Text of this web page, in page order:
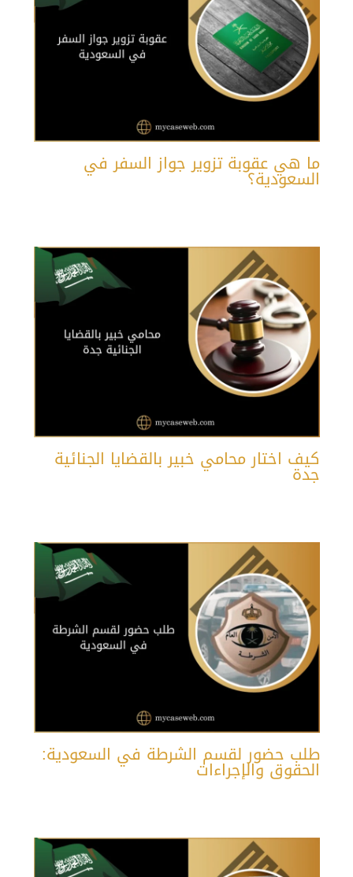
ما هي عقوبة تزوير جواز السفر في
السعودية؟
كيف اختار محامي خبير بالقضايا الجنائية
جدة
طلب حضور لقسم الشرطة في السعودية:
الحقوق والإجراءات